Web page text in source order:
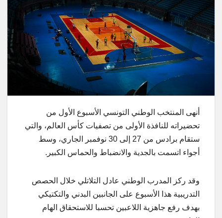
أنهى المنتخب الوطني التونسي الأسبوع الأول من
تحضيراته للنافذة الأولى من تصفيات كأس العالم، والتي
ستقام برادس من 27 إلى 30 نوفمبر الجاري، وسط
أجواء اتسمت بالجدية والانضباط والحماس الكبير.
وقد ركز المدرب الوطني عادل التلاتلي خلال الحصص
التدريبية هذا الأسبوع على الجانبين البدني والتكتيكي
بهدف رفع جاهزية اللاعبين تحسبا للاستحقاق الهام